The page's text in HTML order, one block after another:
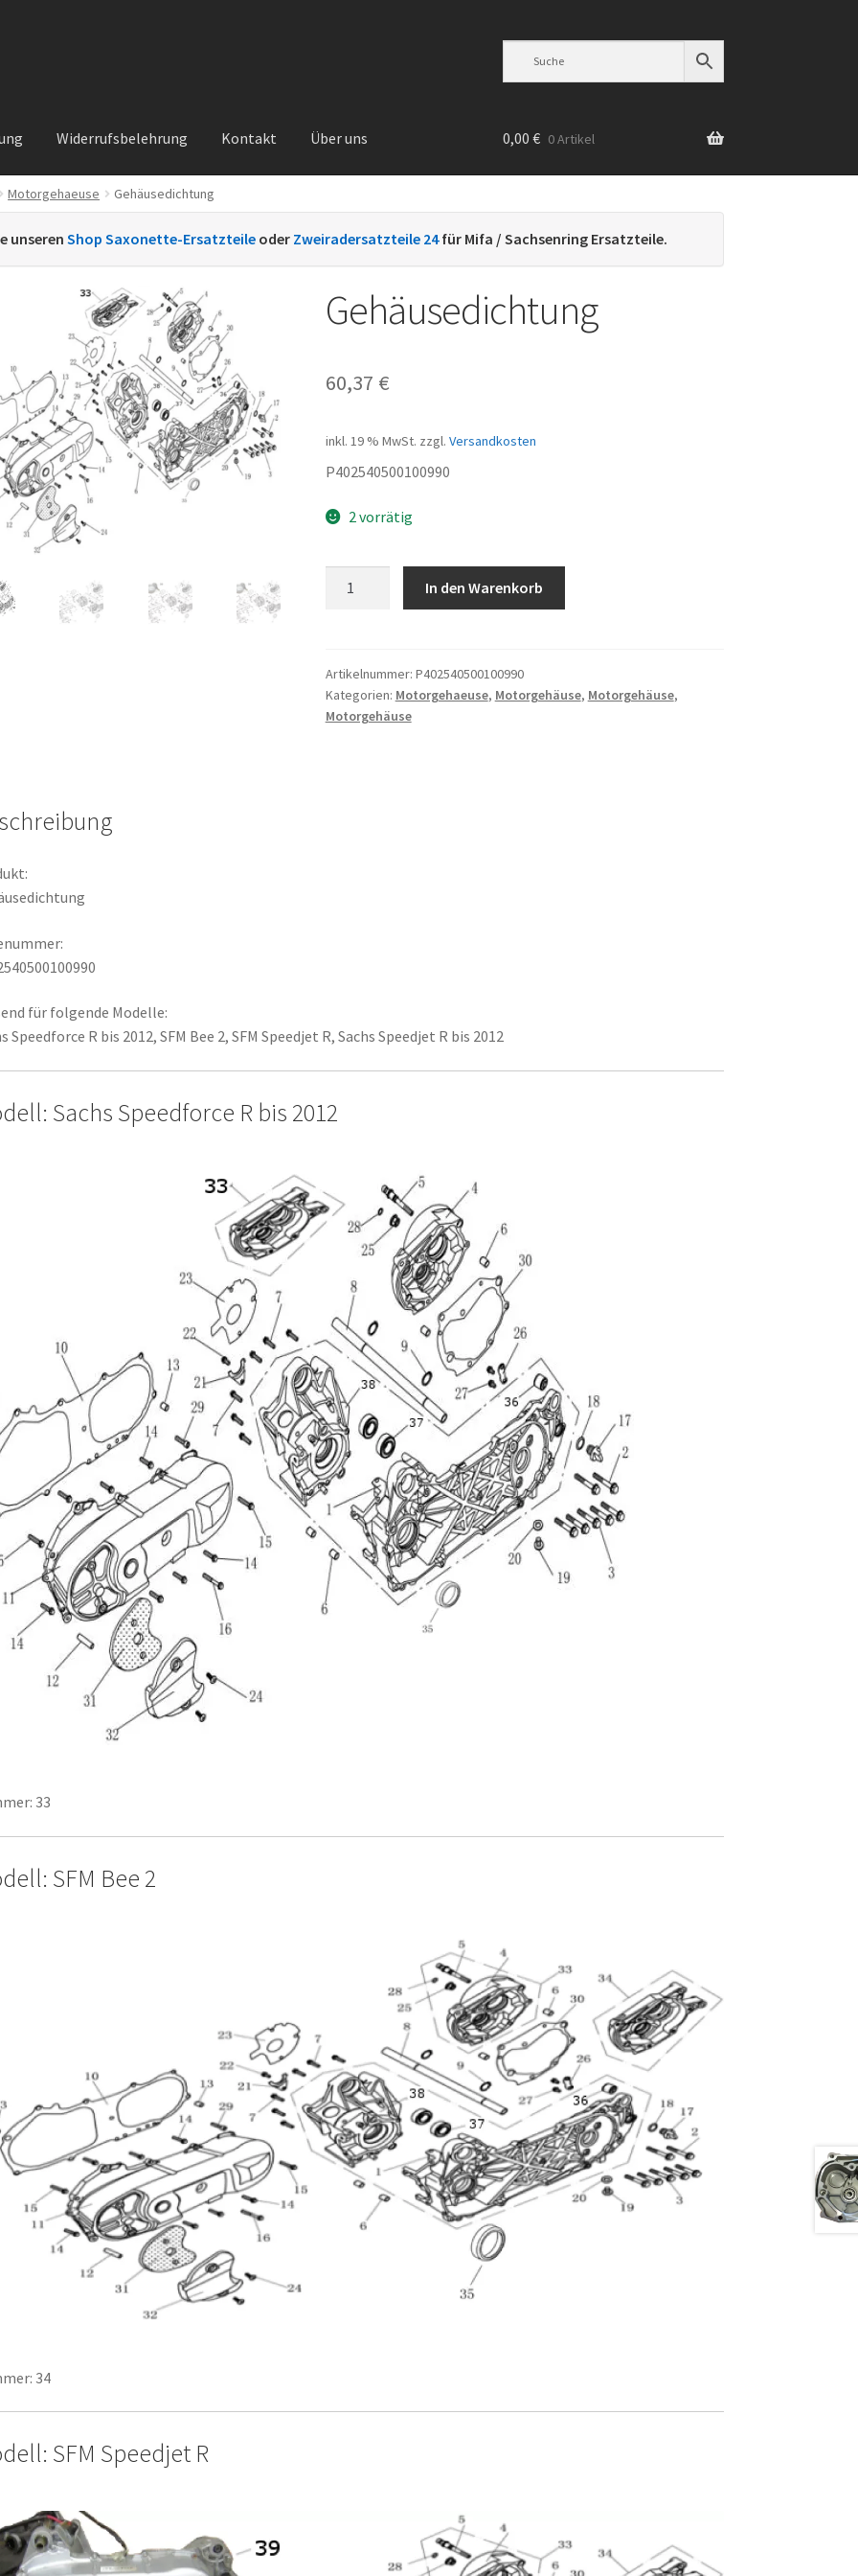
Widerrufsbelehrung Kontakt Über uns
KontaktSachs Ersatzteile Sachsteile
0,00 € 0 Artikel
Motorgehaeuse Gehäusedichtung
unseren Shop Saxonette-Ersatzteile oder Zweiradersatzteile 24für Mifa / Sachsenring Ersatzteile.
Gehäusedichtung
60,37 €
inkl. 19 % MwSt. zzgl. Versandkosten
P402540500100990
2 vorrätig
In den Warenkorb
Artikelnummer: P402540500100990
Kategorien: Motorgehaeuse, Motorgehäuse, Motorgehäuse,
Motorgehäuse
für folgende Modelle:
Speedforce R bis 2012, SFM Bee 2, SFM Speedjet R, Sachs Speedjet R bis 2012
Sachs Speedforce R bis 2012
33
SFM Bee 2
34
SFM Speedjet R